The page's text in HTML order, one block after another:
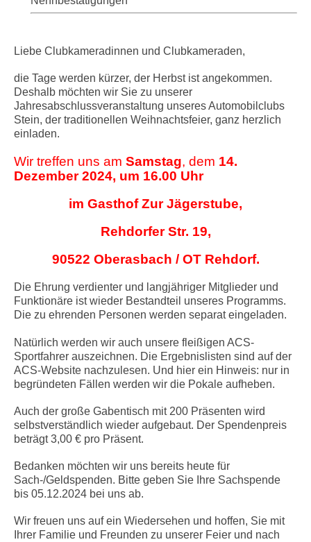
Liebe Clubkameradinnen und Clubkameraden,
die Tage werden kürzer, der Herbst ist angekommen.
Deshalb möchten wir Sie zu unserer
Jahresabschlussveranstaltung unseres Automobilclubs
Stein, der traditionellen Weihnachtsfeier, ganz herzlich
einladen.
Wir treffen uns am Samstag, dem 14.
Dezember 2024, um 16.00 Uhr
im Gasthof Zur Jägerstube,
Rehdorfer Str. 19,
90522 Oberasbach / OT Rehdorf.
Die Ehrung verdienter und langjähriger Mitglieder und
Funktionäre ist wieder Bestandteil unseres Programms.
Die zu ehrenden Personen werden separat eingeladen.
Natürlich werden wir auch unsere fleißigen ACS-
Sportfahrer auszeichnen. Die Ergebnislisten sind auf der
ACS-Website nachzulesen. Und hier ein Hinweis: nur in
begründeten Fällen werden wir die Pokale aufheben.
Auch der große Gabentisch mit 200 Präsenten wird
selbstverständlich wieder aufgebaut. Der Spendenpreis
beträgt 3,00 € pro Präsent.
Bedanken möchten wir uns bereits heute für
Sach-/Geldspenden. Bitte geben Sie Ihre Sachspende
bis 05.12.2024 bei uns ab.
Wir freuen uns auf ein Wiedersehen und hoffen, Sie mit
Ihrer Familie und Freunden zu unserer Feier und nach